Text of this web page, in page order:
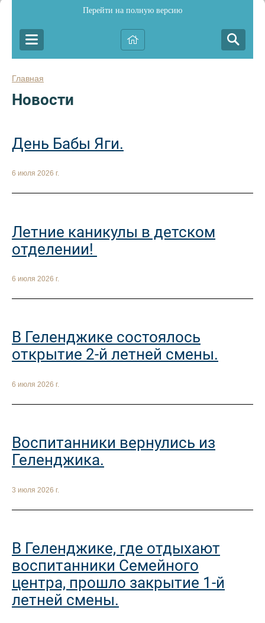
Перейти на полную версию
Главная
Новости
День Бабы Яги.
6 июля 2026 г.
Летние каникулы в детском
отделении!
6 июля 2026 г.
В Геленджике состоялось
открытие 2-й летней смены.
6 июля 2026 г.
Воспитанники вернулись из
Геленджика.
3 июля 2026 г.
В Геленджике, где отдыхают
воспитанники Семейного
центра, прошло закрытие 1-й
летней смены.